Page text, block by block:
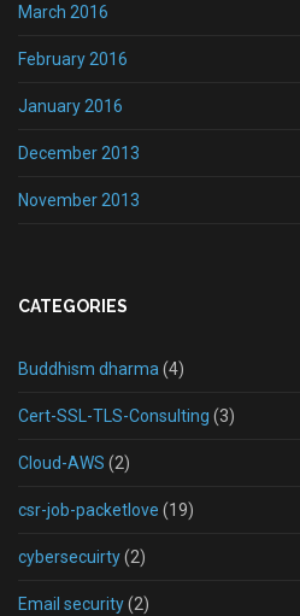
March 2016
February 2016
January 2016
December 2013
November 2013
CATEGORIES
Buddhism dharma(4)
Cert-SSL-TLS-Consulting (3)
Cloud-AWS (2)
csr-job-packetlove (19)
cybersecuirty(2)
Email security(2)